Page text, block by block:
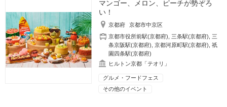
マンゴー、メロン、ピーチが勢ぞろ
い！
京都府
京都市中京区
京都市役所前駅(京都府)
三条駅(京都府)
三
条京阪駅(京都府) ,京都河原町駅(京都府) ,祇
園四条駅(京都府)
ヒルトン京都「テオリ」
グルメ・フードフェス
その他のイベント